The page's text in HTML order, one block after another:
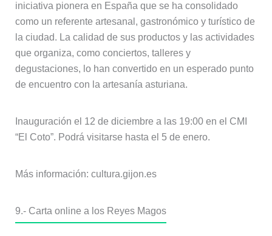
iniciativa pionera en España que se ha consolidado
como un referente artesanal, gastronómico y turístico de
la ciudad. La calidad de sus productos y las actividades
que organiza, como conciertos, talleres y
degustaciones, lo han convertido en un esperado punto
de encuentro con la artesanía asturiana.
Inauguración el 12 de diciembre a las 19:00 en el CMI
“El Coto”. Podrá visitarse hasta el 5 de enero.
Más información: cultura.gijon.es
9.- Carta online a los Reyes Magos